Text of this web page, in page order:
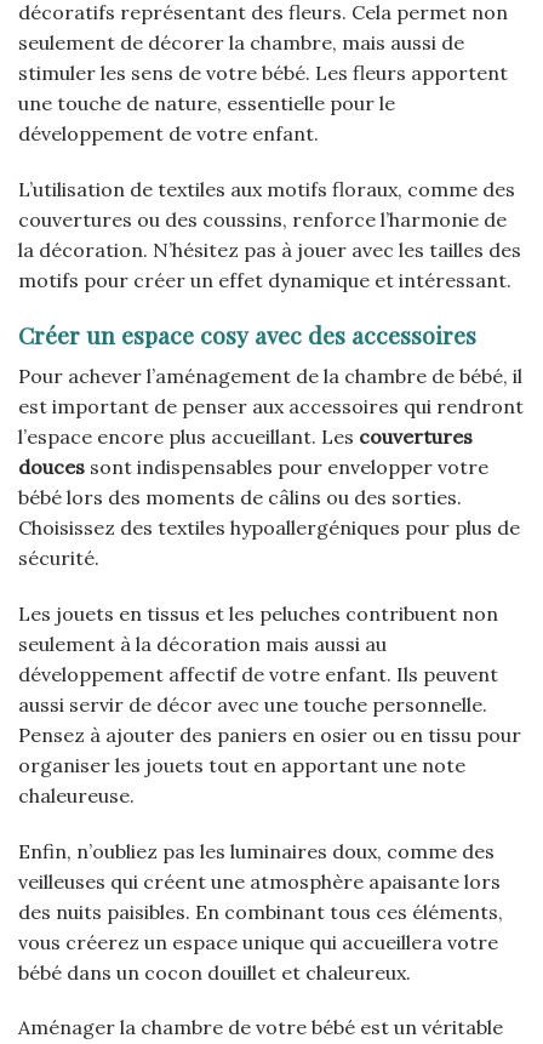
décoratifs représentant des fleurs. Cela permet non
seulement de décorer la chambre, mais aussi de
stimuler les sens de votre bébé. Les fleurs apportent
une touche de nature, essentielle pour le
développement de votre enfant.
L’utilisation de textiles aux motifs floraux, comme des
couvertures ou des coussins, renforce l’harmonie de
la décoration. N’hésitez pas à jouer avec les tailles des
motifs pour créer un effet dynamique et intéressant.
Créer un espace cosy avec des accessoires
Pour achever l’aménagement de la chambre de bébé, il
est important de penser aux accessoires qui rendront
l’espace encore plus accueillant. Les couvertures
douces sont indispensables pour envelopper votre
bébé lors des moments de câlins ou des sorties.
Choisissez des textiles hypoallergéniques pour plus de
sécurité.
Les jouets en tissus et les peluches contribuent non
seulement à la décoration mais aussi au
développement affectif de votre enfant. Ils peuvent
aussi servir de décor avec une touche personnelle.
Pensez à ajouter des paniers en osier ou en tissu pour
organiser les jouets tout en apportant une note
chaleureuse.
Enfin, n’oubliez pas les luminaires doux, comme des
veilleuses qui créent une atmosphère apaisante lors
des nuits paisibles. En combinant tous ces éléments,
vous créerez un espace unique qui accueillera votre
bébé dans un cocon douillet et chaleureux.
Aménager la chambre de votre bébé est un véritable